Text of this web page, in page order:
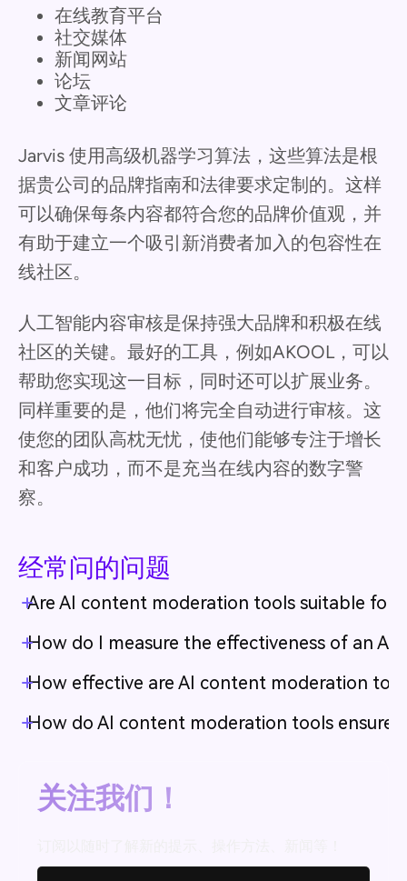
在线教育平台
社交媒体
新闻网站
论坛
文章评论
Jarvis 使用高级机器学习算法，这些算法是根
据贵公司的品牌指南和法律要求定制的。这样
可以确保每条内容都符合您的品牌价值观，并
有助于建立一个吸引新消费者加入的包容性在
线社区。
人工智能内容审核是保持强大品牌和积极在线
社区的关键。最好的工具，例如AKOOL，可以
帮助您实现这一目标，同时还可以扩展业务。
同样重要的是，他们将完全自动进行审核。这
使您的团队高枕无忧，使他们能够专注于增长
和客户成功，而不是充当在线内容的数字警
察。
经常问的问题
Are AI content moderation tools suitable for
How do I measure the effectiveness of an
How effective are AI content moderation
How do AI content moderation tools ensure
关注我们！